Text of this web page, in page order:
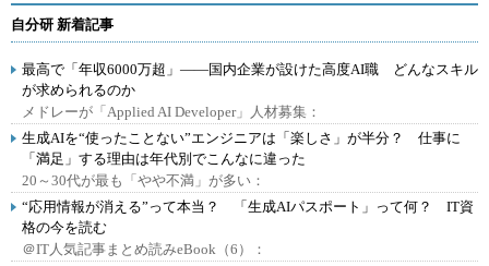
自分研 新着記事
最高で「年収6000万超」――国内企業が設けた高度AI職 どんなスキル
が求められるのか
メドレーが「Applied AI Developer」人材募集：
生成AIを“使ったことない”エンジニアは「楽しさ」が半分？ 仕事に
「満足」する理由は年代別でこんなに違った
20～30代が最も「やや不満」が多い：
“応用情報が消える”って本当？ 「生成AIパスポート」って何？ IT資
格の今を読む
＠IT人気記事まとめ読みeBook（6）：